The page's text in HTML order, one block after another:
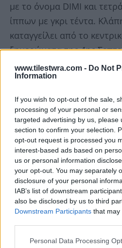
www.tilestwra.com - Do Not
Information
If you wish to opt-out of the sale,
processing of your personal or
targeted advertising by us, please
section to confirm your selection.
opt-out request is processed you
interest-based ads based on
us or personal information
your opt-out. You may separately
disclosure of your personal
IAB’s list of downstream
also be disclosed by us to third
Downstream Participants that may
Personal Data Processing
με το όνομα DIMI και
ίππων με γκρι τέντα.
καταγγείλει από το
ξημερώματα της 4ης
πλωτή προβλήτα 6 όπου
8 Αυγούστου, όταν
της Αίγινας το σκάφος
Yamaha 4,60 μέτρων. Και
κλοπής αξιολογούνται ως
ανησυχητικά, καθώς το
ένα από πλέον δημοφιλή
σκαφών συνεχίζεται
χρόνου.